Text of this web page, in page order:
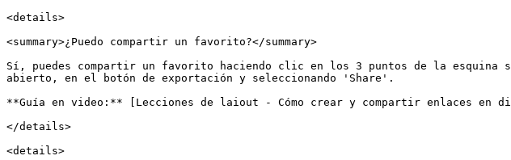
<details>
<summary>¿Puedo compartir un favorito?</summary>
Sí, puedes compartir un favorito haciendo clic en los 3 puntos de la
abierto, en el botón de exportación y seleccionando 'Share'.
**Guía en video:** [Lecciones de laiout - Cómo crear y compartir enlaces en
</details>
<details>